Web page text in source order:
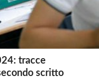
tracce
scritto